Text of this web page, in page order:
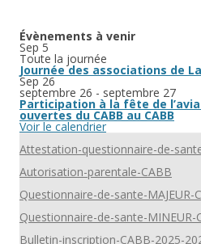
Évènements à venir
Sep 5
Toute la journée
Journée des associations de
Sep26
septembre 26 - septembre 27
Participation à la fête de
ouvertes du CABB au CABB
Voir le calendrier
Attestation-questionnaire-de-
Autorisation-parentale-CABB
Questionnaire-de-sante-MAJEUR-
Questionnaire-de-sante-MINEUR-
Bulletin-inscription-CABB-2025-